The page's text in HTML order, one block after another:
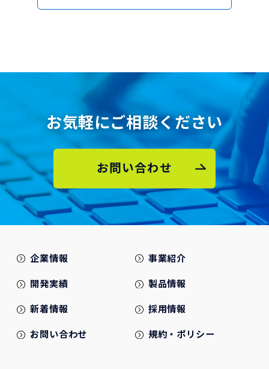
お気軽にご相談ください
お問い合わせ
企業情報 事業紹介
開発実績 製品情報
新着情報 採用情報
お問い合わせ 規約・ポリシー